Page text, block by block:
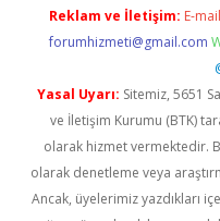
Reklam ve İletişim: E-
forumhizmeti@gmail.com
Yasal Uyarı: Sitemiz, 5651
ve İletişim Kurumu (BTK)
olarak hizmet vermektedir.
olarak denetleme veya
Ancak, üyelerimiz yazdıkları